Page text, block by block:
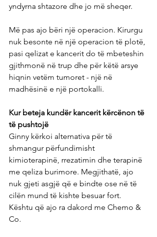
yndyrna shtazore dhe jo më sheqer.
Më pas ajo bëri një operacion. Kirurgu
nuk besonte në një operacion të plotë,
pasi qelizat e kancerit do të mbeteshin
gjithmonë në trup dhe për këtë arsye
hiqnin vetëm tumoret - një në
madhësinë e një portokalli.
Kur beteja kundër kancerit kërcënon të
të pushtojë
Ginny kërkoi alternativa për të
shmangur përfundimisht
kimioterapinë, rrezatimin dhe terapinë
me qeliza burimore. Megjithatë, ajo
nuk gjeti asgjë që e bindte ose në të
cilën mund të kishte besuar fort.
Kështu që ajo ra dakord me Chemo &
Co.